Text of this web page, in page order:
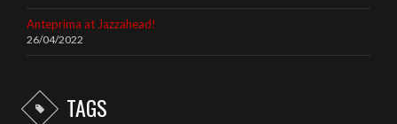
Anteprima at Jazzahead!
26/04/2022
TAGS